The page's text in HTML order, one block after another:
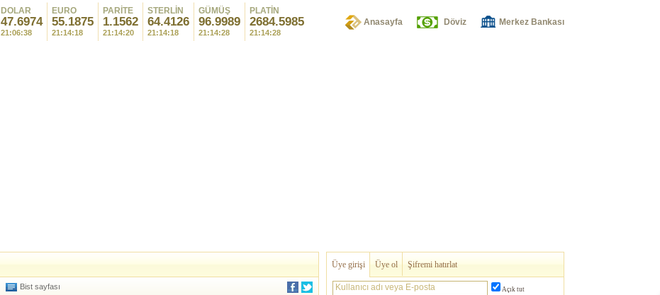
DOLAR
47.6974
21:06:38
EURO
55.1875
21:14:18
PARİTE
1.1562
21:14:20
STERLİN
64.4126
21:14:18
GÜMÜŞ
96.9989
21:14:28
PLATİN
2684.5985
21:14:28
Anasayfa Döviz Merkez Bankası
Bist sayfası
Üye girişi Üye ol Şifremi hatırlat
Kullanıcı adı veya E-posta Açık tut